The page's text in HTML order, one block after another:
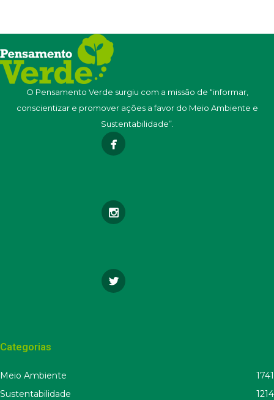
O Pensamento Verde surgiu com a missão de “informar,
conscientizar e promover ações a favor do Meio Ambiente e
Sustentabilidade”.
Categorias
Meio Ambiente
1741
Sustentabilidade
1214